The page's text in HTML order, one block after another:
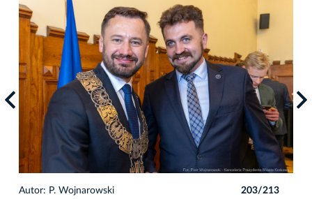
Autor: P. Wojnarowski 203/213